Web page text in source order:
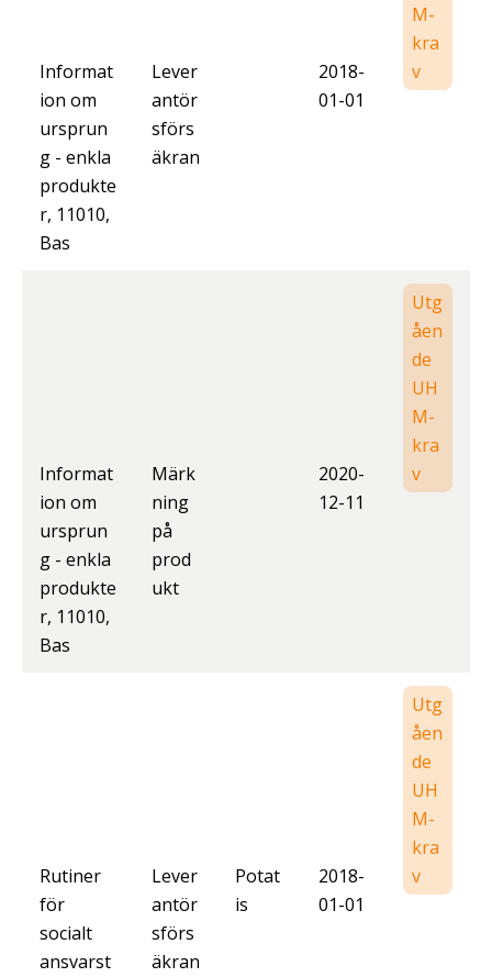
Informat
ion om
ursprun
g - enkla
produkte
r, 11010,
Bas
Lever
antör
sförs
äkran
2018-
01-01
M-
kra
v
Informat
ion om
ursprun
g - enkla
produkte
r, 11010,
Bas
Märk
ning
på
prod
ukt
2020-
12-11
Utg
åen
de
UH
M-
kra
v
Rutiner
för
socialt
ansvarst
Lever
antör
sförs
äkran
Potat
is
2018-
01-01
Utg
åen
de
UH
M-
kra
v